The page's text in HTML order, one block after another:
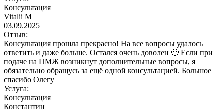
Консультация
Vitalii M
03.09.2025
Отзыв:
Консультация прошла прекрасно! На все вопросы удалось
ответить и даже больше. Остался очень доволен 🙂 Если при
подаче на ПМЖ возникнут дополнительные вопросы, я
обязательно обращусь за ещё одной консультацией. Большое
спасибо Олегу
Услуга:
Консультация
Константин